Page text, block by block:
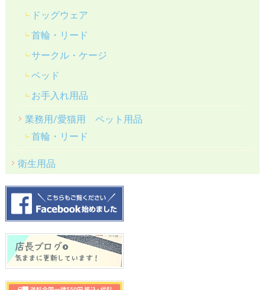
ドッグウェア
首輪・リード
サークル・ケージ
ベッド
お手入れ用品
業務用/愛猫用 ペット用品
首輪・リード
衛生用品